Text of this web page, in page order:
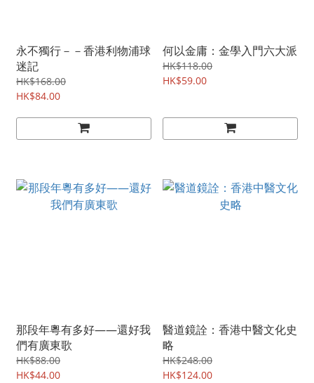
永不獨行－－香港利物浦球
迷記
HK$168.00
HK$84.00
何以金庸：金學入門六大派
HK$118.00
HK$59.00
那段年粵有多好——還好我
們有廣東歌
HK$88.00
HK$44.00
醫道鏡詮：香港中醫文化史
略
HK$248.00
HK$124.00